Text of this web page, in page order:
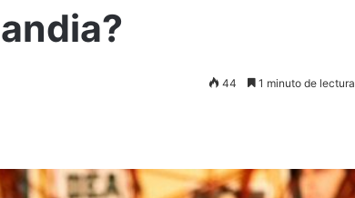
44 1 minuto de lectura